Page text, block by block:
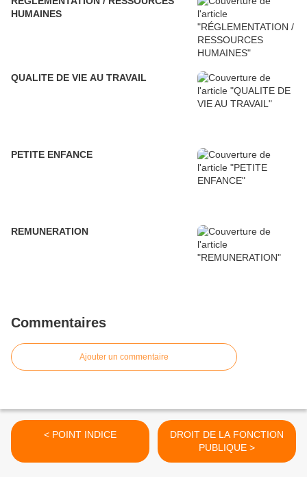
HUMAINES
QUALITE DE VIE AU TRAVAIL
PETITE ENFANCE
REMUNERATION
Commentaires
Ajouter un commentaire
< POINT INDICE
DROIT DE LA FONCTION
PUBLIQUE >